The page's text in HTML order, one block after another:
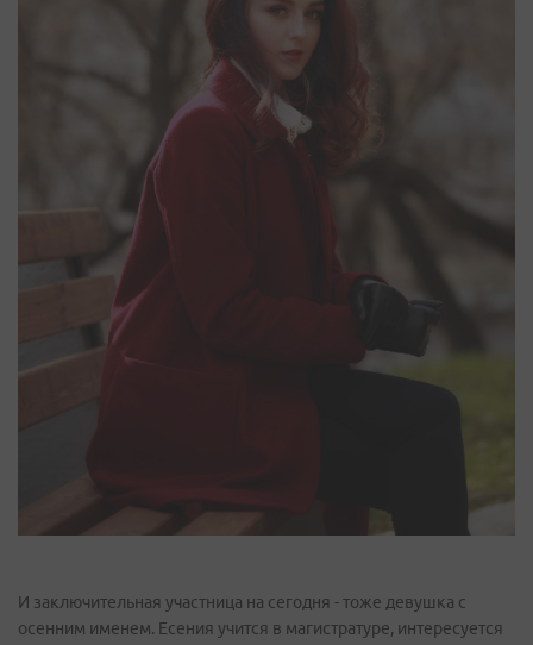
И заключительная участница на сегодня - тоже девушка с
осенним именем. Есения учится в магистратуре, интересуется